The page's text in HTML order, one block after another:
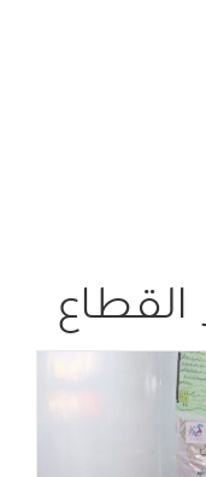
القطاع